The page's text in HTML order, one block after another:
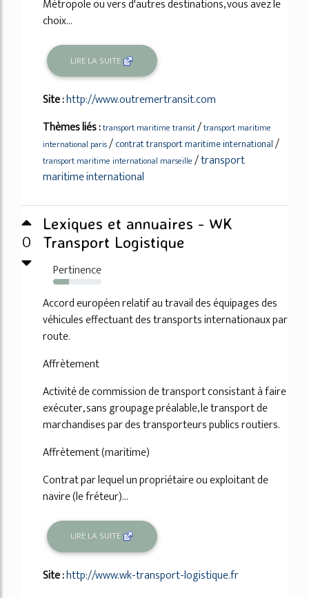
Métropole ou vers d'autres destinations, vous avez le
choix...
LIRE LA SUITE
Site :http://www.outremertransit.com
Thèmes liés :transport maritime transit/transport maritime
international paris/contrat transport maritime international/
transport maritime international marseille /transport
maritime international
0
Lexiques et annuaires - WK
Transport Logistique
Pertinence
33%
Accord européen relatif au travail des équipages des
véhicules effectuant des transports internationaux par
route.
Affrètement
Activité de commission de transport consistant à faire
exécuter, sans groupage préalable, le transport de
marchandises par des transporteurs publics routiers.
Affrètement (maritime)
Contrat par lequel un propriétaire ou exploitant de
navire (le fréteur)...
LIRE LA SUITE
Site :http://www.wk-transport-logistique.fr